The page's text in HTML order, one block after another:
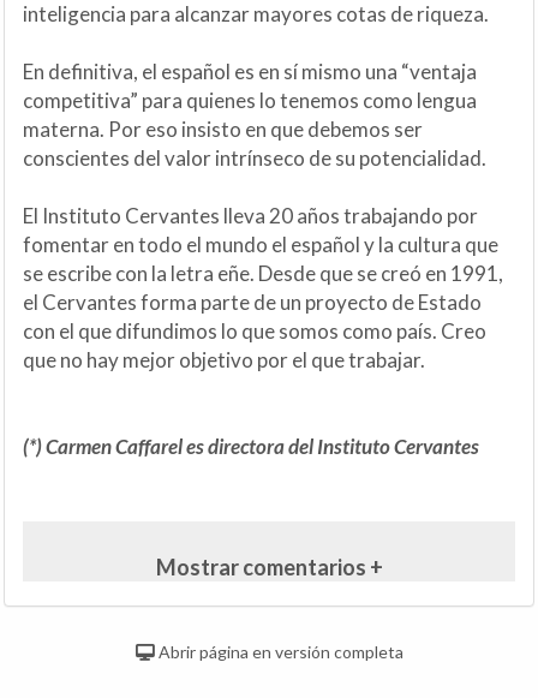
inteligencia para alcanzar mayores cotas de riqueza.
En definitiva, el español es en sí mismo una “ventaja
competitiva” para quienes lo tenemos como lengua
materna. Por eso insisto en que debemos ser
conscientes del valor intrínseco de su potencialidad.
El Instituto Cervantes lleva 20 años trabajando por
fomentar en todo el mundo el español y la cultura que
se escribe con la letra eñe. Desde que se creó en 1991,
el Cervantes forma parte de un proyecto de Estado
con el que difundimos lo que somos como país. Creo
que no hay mejor objetivo por el que trabajar.
(*) Carmen Caffarel es directora del Instituto Cervantes
Mostrar comentarios +
Abrir página en versión completa